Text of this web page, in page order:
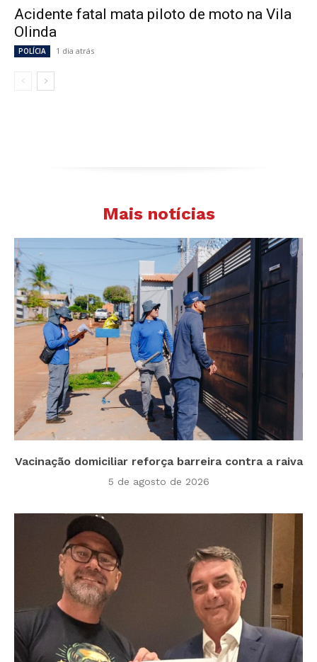
Acidente fatal mata piloto de moto na Vila
Olinda
POLÍCIA 1 dia atrás
Mais notícias
Vacinação domiciliar reforça barreira contra a raiva
5 de agosto de 2026